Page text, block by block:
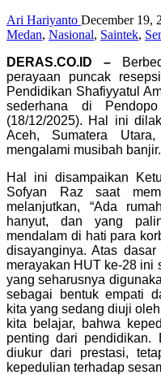
Ari Hariyanto December 19,
Medan, Nasional, Saintek,
DERAS.CO.ID –
perayaan puncak
Pendidikan Shafiyyatul
sederhana di
(18/12/2025). Hal ini
Aceh, Sumatera
mengalami musibah banjir.
Hal ini disampaikan
Sofyan Raz saat
melanjutkan, “Ada
hanyut, dan yang
mendalam di hati para
disayanginya. Atas
merayakan HUT ke-28 ini
yang seharusnya
sebagai bentuk empati
kita yang sedang diuji
kita belajar, bahwa
penting dari pendidikan.
diukur dari prestasi,
kepedulian terhadap